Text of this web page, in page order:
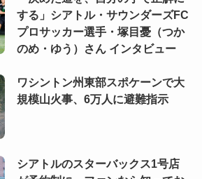
する」シアトル・サウンダーズFC
プロサッカー選手・塚目憂（つか
のめ・ゆう）さん インタビュー
ワシントン州東部スポケーンで大
規模山火事、6万人に避難指示
シアトルのスターバックス1号店